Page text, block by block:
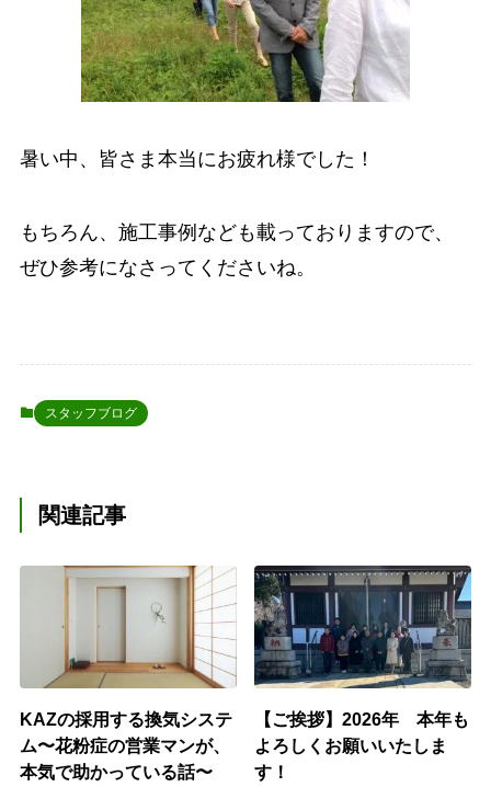
暑い中、皆さま本当にお疲れ様でした！
もちろん、施工事例なども載っておりますので、
ぜひ参考になさってくださいね。
スタッフブログ
関連記事
KAZの採用する換気システ
ム〜花粉症の営業マンが、
本気で助かっている話〜
【ご挨拶】2026年 本年も
よろしくお願いいたしま
す！